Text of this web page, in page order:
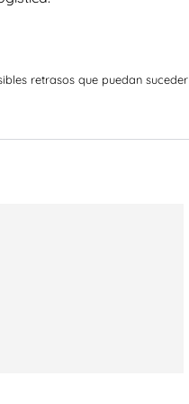
retrasos que puedan suceder